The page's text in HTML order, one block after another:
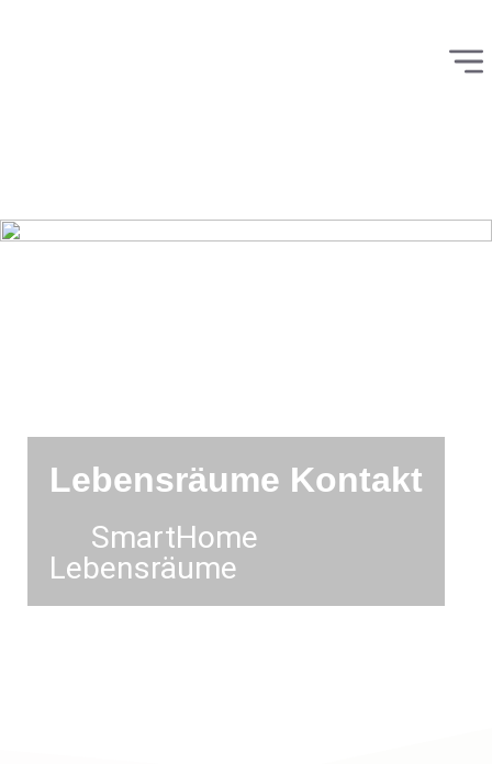
Lebensräume Kontakt
SmartHome
Lebensräume